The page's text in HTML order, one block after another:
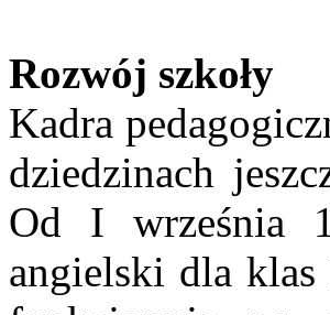
Rozwój szkoły
Kadra
dziedzinach
Od I września
angielski dla